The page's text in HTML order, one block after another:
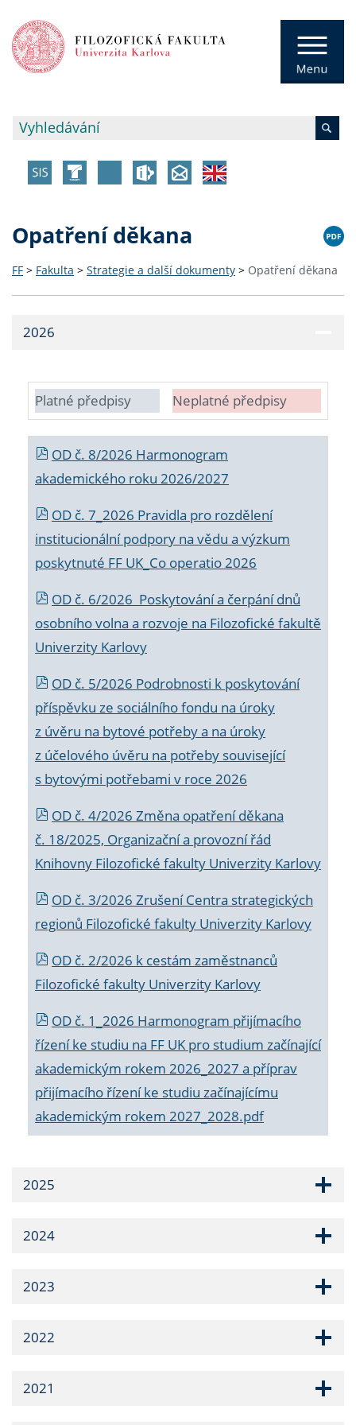
Opatření děkana
FF > Fakulta > Strategie a další dokumenty > Opatření děkana
2026
Platné předpisy Neplatné předpisy
OD č. 8/2026 Harmonogram
akademického roku 2026/2027
OD č. 7_2026 Pravidla pro rozdělení
institucionální podpory na vědu a výzkum
poskytnuté FF UK_Co operatio 2026
OD č. 6/2026 Poskytování a čerpání dnů
osobního volna a rozvoje na Filozofické fakultě
Univerzity Karlovy
OD č. 5/2026 Podrobnosti k poskytování
příspěvku ze sociálního fondu na úroky
z úvěru na bytové potřeby a na úroky
z účelového úvěru na potřeby související
s bytovými potřebami v roce 2026
OD č. 4/2026 Změna opatření děkana
č. 18/2025, Organizační a provozní řád
Knihovny Filozofické fakulty Univerzity Karlovy
OD č. 3/2026 Zrušení Centra strategických
regionů Filozofické fakulty Univerzity Karlovy
OD č. 2/2026 k cestám zaměstnanců
Filozofické fakulty Univerzity Karlovy
OD č. 1_2026 Harmonogram přijímacího
řízení ke studiu na FF UK pro studium začínající
akademickým rokem 2026_2027 a příprav
přijímacího řízení ke studiu začínajícímu
akademickým rokem 2027_2028.pdf
2025
2024
2023
2022
2021